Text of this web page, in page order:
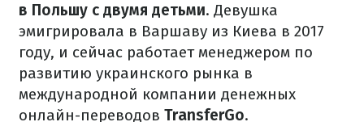
в Польшу с двумя детьми. Девушка
эмигрировала в Варшаву из Киева в 2017
году, и сейчас работает менеджером по
развитию украинского рынка в
международной компании денежных
онлайн-переводов TransferGo.